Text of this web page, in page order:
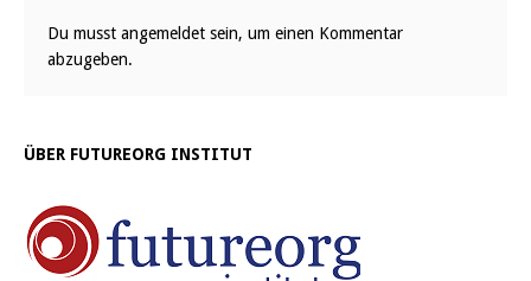
Du musst angemeldet sein, um einen Kommentar
abzugeben.
ÜBER FUTUREORG INSTITUT